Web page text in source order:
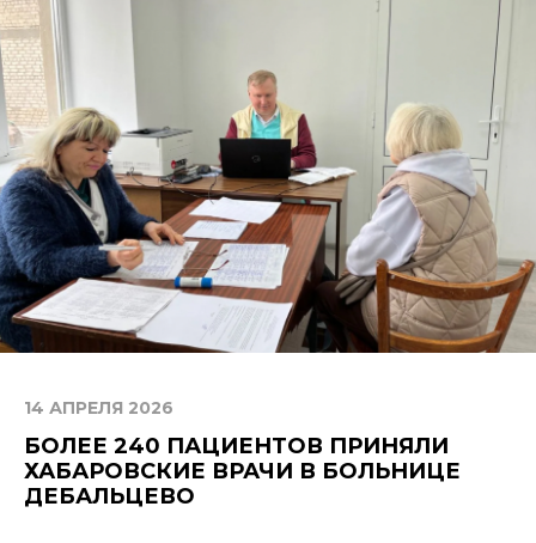
14 АПРЕЛЯ 2026
БОЛЕЕ 240 ПАЦИЕНТОВ ПРИНЯЛИ
ХАБАРОВСКИЕ ВРАЧИ В БОЛЬНИЦЕ
ДЕБАЛЬЦЕВО